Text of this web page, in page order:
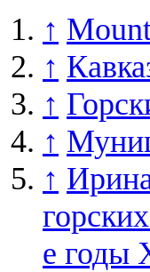
↑
↑
↑
↑
↑
е годы